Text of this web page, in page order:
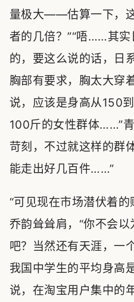
量极大——估算一下，
者的几倍？”“唔……其
的，要这么说的话，日
胸部有要求，胸太大穿
说，应该是身高从150
100斤的女性群体……”
苛刻，不过就这样的群
能走出好几百件……”
“可见现在市场潜伏着
乔韵耸耸肩，“你不会
吧？当然还有天涯，一
我国中学生的平均身高
说，在淘宝用户集中的